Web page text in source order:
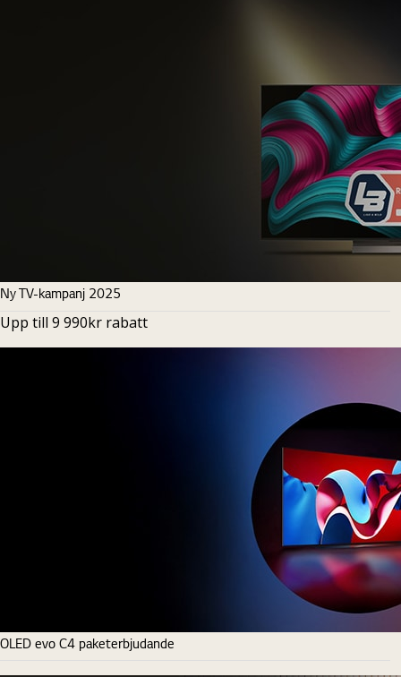
Ny TV-kampanj 2025
Upp till 9 990kr rabatt
OLED evo C4 paketerbjudande